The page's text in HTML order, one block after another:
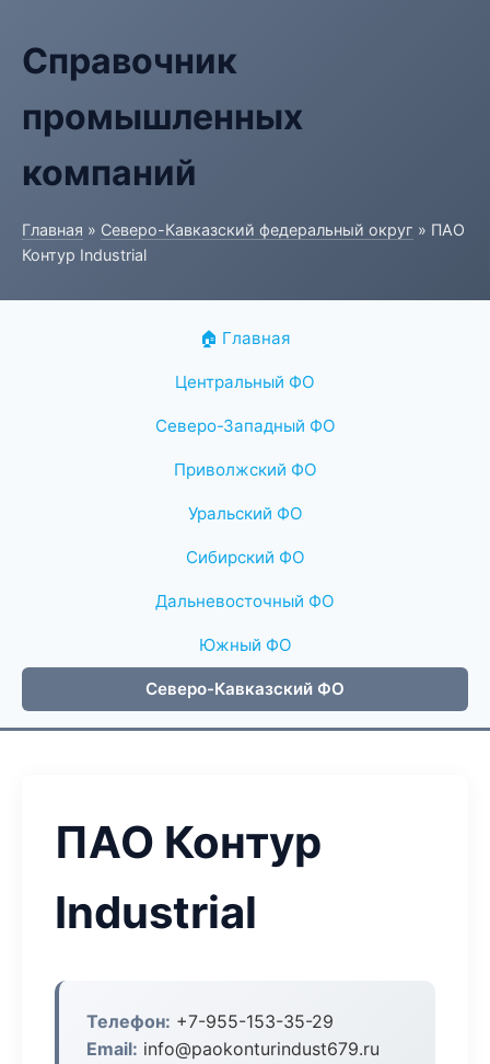
Справочник
промышленных
компаний
Главная » Северо-Кавказский федеральный округ » ПАО
Контур Industrial
🏠 Главная
Центральный ФО
Северо-Западный ФО
Приволжский ФО
Уральский ФО
Сибирский ФО
Дальневосточный ФО
Южный ФО
Северо-Кавказский ФО
ПАО Контур
Industrial
Телефон: +7-955-153-35-29
Email: info@paokonturindust679.ru